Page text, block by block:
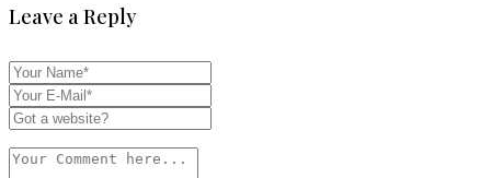
Leave a Reply